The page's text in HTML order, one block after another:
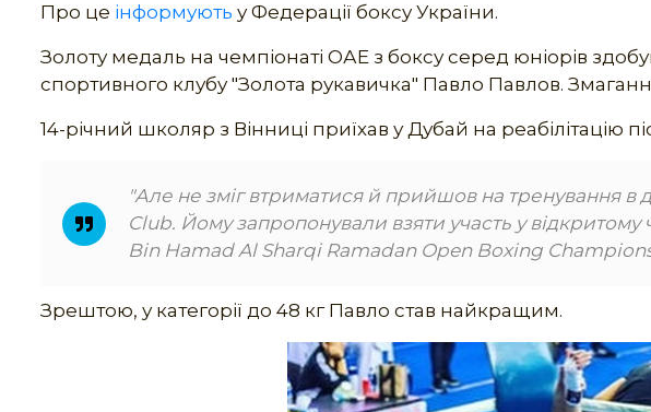
Про це інформують у Федерації боксу України.
Золоту медаль на чемпіонаті ОАЕ з боксу серед юніорів
спортивного клубу "Золота рукавичка" Павло Павлов.
14-річний школяр з Вінниці приїхав у Дубай на реабілітацію
"Але не зміг втриматися й прийшов на тренування в
Club. Йому запропонували взяти участь у
Bin Hamad Al Sharqi Ramadan Open Boxing
Зрештою, у категорії до 48 кг Павло став найкращим.